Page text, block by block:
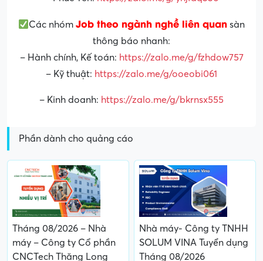
Các nhómJob theo ngành nghề liên quan sàn
thông báo nhanh:
– Hành chính, Kế toán: https://zalo.me/g/fzhdow757
– Kỹ thuật: https://zalo.me/g/ooeobi061
– Kinh doanh: https://zalo.me/g/bkrnsx555
Phần dành cho quảng cáo
Tháng 08/2026 – Nhà
máy – Công ty Cổ phần
CNCTech Thăng Long
Nhà máy- Công ty TNHH
SOLUM VINA Tuyển dụng
Tháng 08/2026